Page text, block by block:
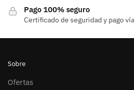
Pago 100% seguro
Certificado de seguridad y pago
Sobre
Ofertas